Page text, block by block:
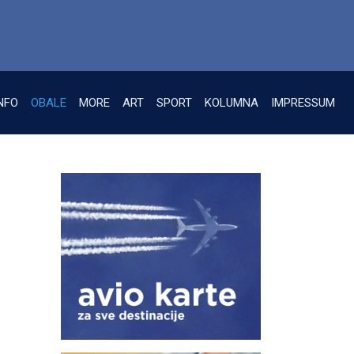
OBALE MORE ART SPORT KOLUMNA IMPRESSUM